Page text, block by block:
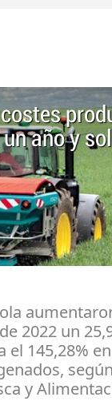
año y
2022 un
145,28%
y